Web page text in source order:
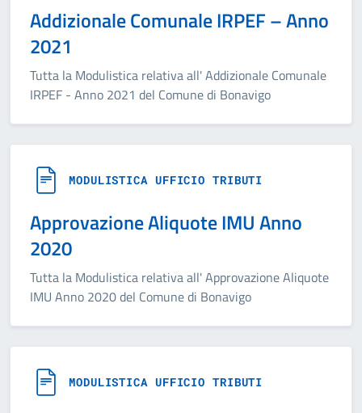
Addizionale Comunale IRPEF – Anno
2021
Tutta la Modulistica relativa all' Addizionale Comunale
IRPEF - Anno 2021 del Comune di Bonavigo
MODULISTICA UFFICIO TRIBUTI
Approvazione Aliquote IMU Anno
2020
Tutta la Modulistica relativa all' Approvazione Aliquote
IMU Anno 2020 del Comune di Bonavigo
MODULISTICA UFFICIO TRIBUTI